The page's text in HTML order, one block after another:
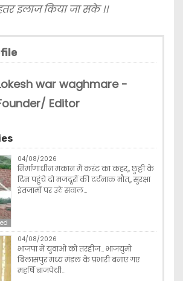
इलाज किया जा सके ।।
war waghmare -
Editor
04/08/2026
निर्माणाधीन मकान में करंट का कहर,, छुट्टी के
दिन पहुंचे दो मजदूरों की दर्दनाक मौत,, सुरक्षा
इंतजामों पर उठे सवाल…
04/08/2026
भाजपा में युवाओ को तरहीज… भाजयुमो
बिलासपुर मध्य मंडल के प्रभारी बनाए गए
महर्षि बाजपेयी…